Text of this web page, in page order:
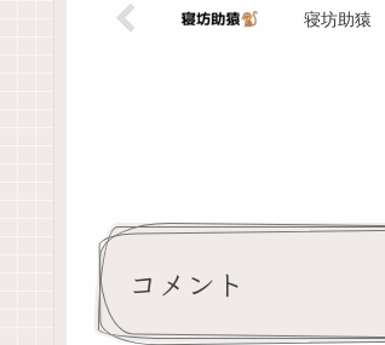
寝坊助猿
コメント